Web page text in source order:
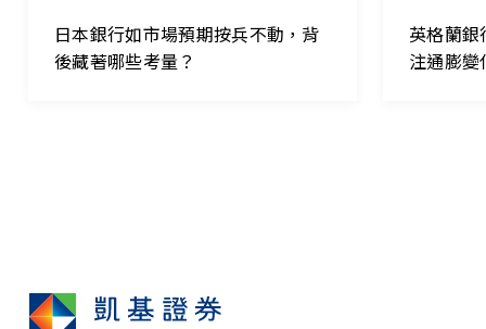
日本銀行如市場預期按兵不動，背
後藏著哪些考量？
英格蘭
注通膨變